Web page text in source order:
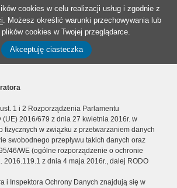
cookies w celu realizacji usług i zgodnie z
. Możesz określić warunki przechowywania lub
cookies w Twojej przeglądarce.
Akceptuję ciasteczka
1 i 2 Rozporządzenia Parlamentu
(UE) 2016/679 z dnia 27 kwietnia 2016r. w
fizycznych w związku z przetwarzaniem danych
swobodnego przepływu takich danych oraz
46/WE (ogólne rozporządzenie o ochronie
2016.119.1 z dnia 4 maja 2016r., dalej RODO
i Inspektora Ochrony Danych znajdują się w